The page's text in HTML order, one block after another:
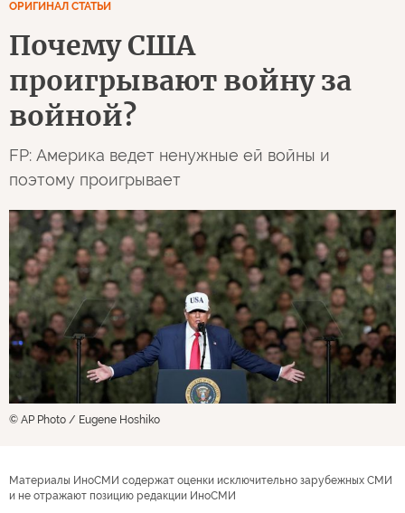
ОРИГИНАЛ СТАТЬИ
Почему США
проигрывают войну за
войной?
FP: Америка ведет ненужные ей войны и
поэтому проигрывает
© AP Photo / Eugene Hoshiko
Материалы ИноСМИ содержат оценки исключительно зарубежных СМИ
и не отражают позицию редакции ИноСМИ